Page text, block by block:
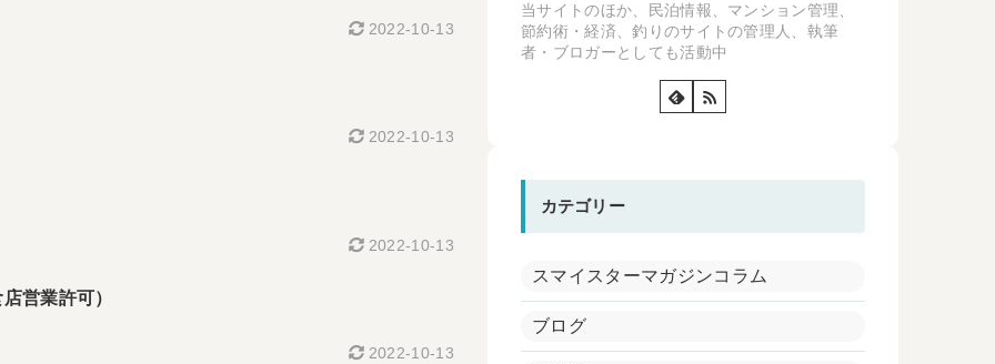
2022-10-13
2022-10-13
2022-10-13
営業許可）
2022-10-13
当サイトのほか、民泊情報、マンション管理、
節約術・経済、釣りのサイトの管理人、執筆
者・ブロガーとしても活動中
カテゴリー
スマイスターマガジンコラム
ブログ